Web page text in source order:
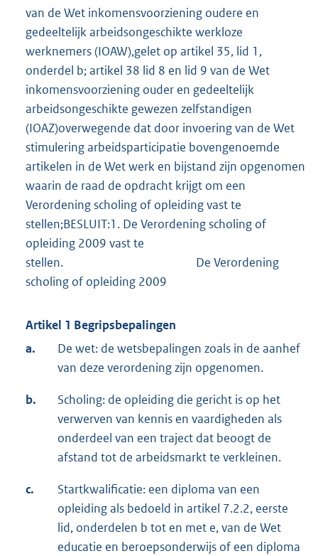
van de Wet inkomensvoorziening oudere en
gedeeltelijk arbeidsongeschikte werkloze
werknemers (IOAW),gelet op artikel 35, lid 1,
onderdel b; artikel 38 lid 8 en lid 9 van de Wet
inkomensvoorziening ouder en gedeeltelijk
arbeidsongeschikte gewezen zelfstandigen
(IOAZ)overwegende dat door invoering van de Wet
stimulering arbeidsparticipatie bovengenoemde
artikelen in de Wet werk en bijstand zijn opgenomen
waarin de raad de opdracht krijgt om een
Verordening scholing of opleiding vast te
stellen;BESLUIT:1. De Verordening scholing of
opleiding 2009 vast te
stellen. De Verordening
scholing of opleiding 2009
Artikel 1 Begripsbepalingen
a.
De wet: de wetsbepalingen zoals in de aanhef
van deze verordening zijn opgenomen.
b.
Scholing: de opleiding die gericht is op het
verwerven van kennis en vaardigheden als
onderdeel van een traject dat beoogt de
afstand tot de arbeidsmarkt te verkleinen.
c.
Startkwalificatie: een diploma van een
opleiding als bedoeld in artikel 7.2.2, eerste
lid, onderdelen b tot en met e, van de Wet
educatie en beroepsonderwijs of een diploma